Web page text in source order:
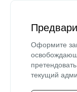
Оформите
текущий